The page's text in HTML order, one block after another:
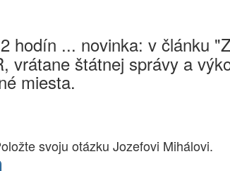
hodín ... novinka: v článku
vrátane štátnej správy a
miesta.
svoju otázku Jozefovi Mihálovi.